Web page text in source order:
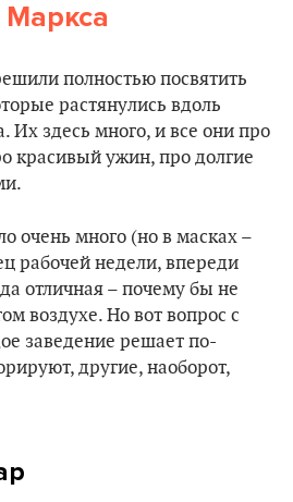
полностью посвятить
растянулись вдоль
Их здесь много, и все они про
красивый ужин, про долгие
очень много (но в масках –
рабочей недели, впереди
отличная – почему бы не
воздухе. Но вот вопрос с
заведение решает по-
другие, наоборот,